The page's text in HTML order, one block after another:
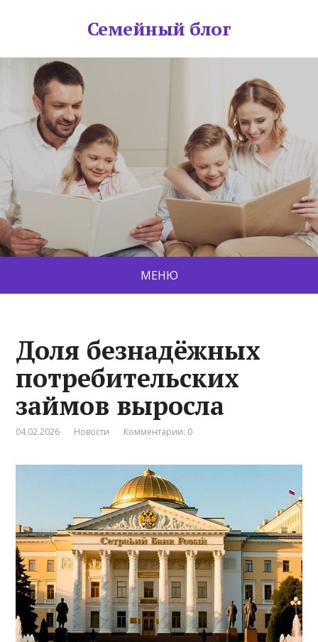
Семейный блог
МЕНЮ
Доля безнадёжных
потребительских
займов выросла
04.02.2026 Новости Комментарии: 0